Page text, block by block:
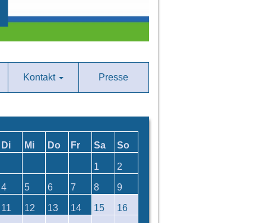
Kontakt Presse
Di Mi Do Fr Sa So
1 2
4 5 6 7 8 9
11 12 13 14 15 16